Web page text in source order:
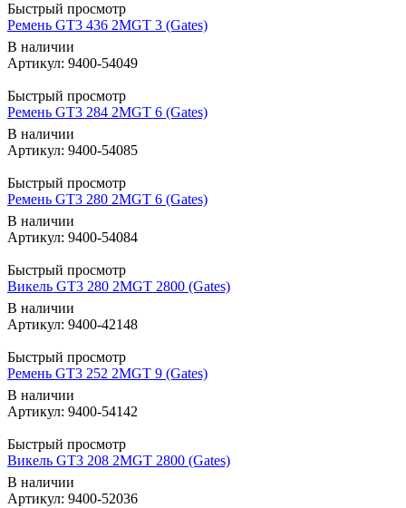
Быстрый просмотр
Ремень GT3 436 2MGT 3 (Gates)
В наличии
Артикул: 9400-54049
Быстрый просмотр
Ремень GT3 284 2MGT 6 (Gates)
В наличии
Артикул: 9400-54085
Быстрый просмотр
Ремень GT3 280 2MGT 6 (Gates)
В наличии
Артикул: 9400-54084
Быстрый просмотр
Викель GT3 280 2MGT 2800 (Gates)
В наличии
Артикул: 9400-42148
Быстрый просмотр
Ремень GT3 252 2MGT 9 (Gates)
В наличии
Артикул: 9400-54142
Быстрый просмотр
Викель GT3 208 2MGT 2800 (Gates)
В наличии
Артикул: 9400-52036